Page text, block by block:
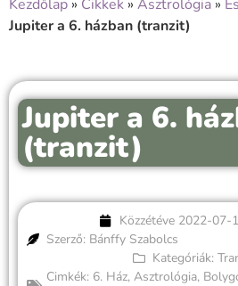
Kezdőlap » Cikkek » Asztrológia »
Jupiter a 6. házban (tranzit)
Jupiter a 6.
(tranzit)
Közzétéve 2022-07-
Szerző: Bánffy Szabolcs
Kategóriák:
Cimkék: 6. Ház, Asztrológia,